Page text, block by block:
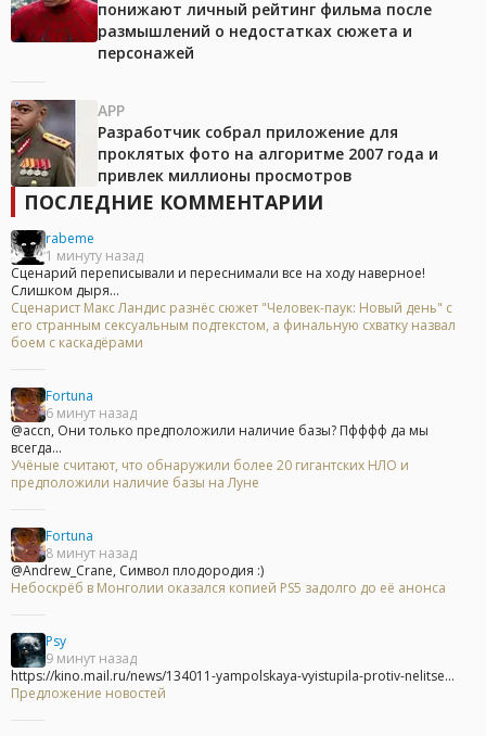
понижают личный рейтинг фильма после
размышлений о недостатках сюжета и
персонажей
APP
Разработчик собрал приложение для
проклятых фото на алгоритме 2007 года и
привлек миллионы просмотров
ПОСЛЕДНИЕ КОММЕНТАРИИ
rabeme
1 минуту назад
Сценарий переписывали и переснимали все на ходу наверное!
Слишком дыря...
Сценарист Макс Ландис разнёс сюжет "Человек-паук: Новый день" с
его странным сексуальным подтекстом, а финальную схватку назвал
боем с каскадёрами
Fortuna
6 минут назад
@accn, Они только предположили наличие базы? Пфффф да мы
всегда...
Учёные считают, что обнаружили более 20 гигантских НЛО и
предположили наличие базы на Луне
Fortuna
8 минут назад
@Andrew_Crane, Символ плодородия :)
Небоскрёб в Монголии оказался копией PS5 задолго до её анонса
Psy
9 минут назад
https://kino.mail.ru/news/134011-yampolskaya-vyistupila-protiv-nelitse...
Предложение новостей